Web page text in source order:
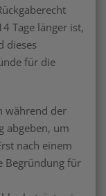
Tage länger ist,
dieses
für die
während der
abgeben, um
nach einem
Begründung für